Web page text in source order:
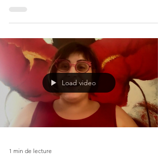
Load video
1 min de lecture